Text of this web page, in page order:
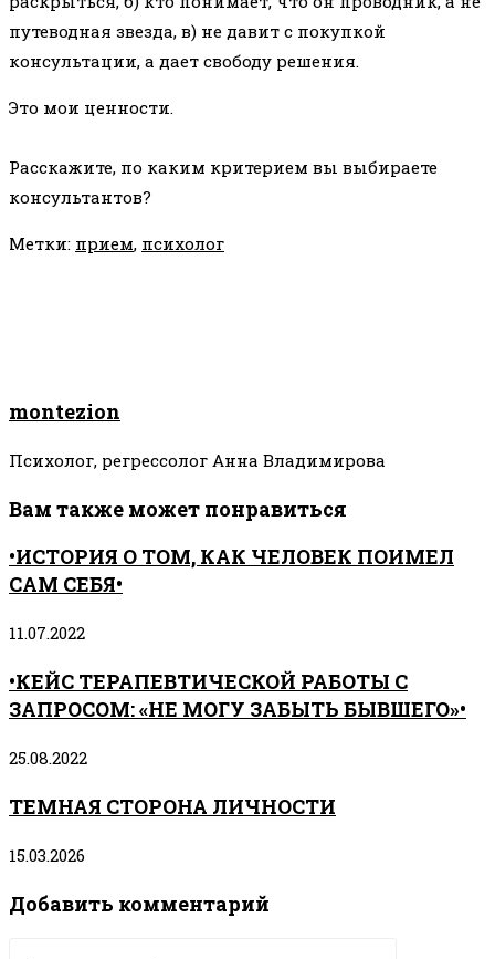
путеводная звезда, в) не давит с покупкой
консультации, а дает свободу решения.
Это мои ценности.
Расскажите, по каким критерием вы выбираете
консультантов?
Метки: прием, психолог
montezion
Психолог, регрессолог Анна Владимирова
Вам также может понравиться
•ИСТОРИЯ О ТОМ, КАК ЧЕЛОВЕК ПОИМЕЛ
САМ СЕБЯ•
11.07.2022
•КЕЙС ТЕРАПЕВТИЧЕСКОЙ РАБОТЫ С
ЗАПРОСОМ: «НЕ МОГУ ЗАБЫТЬ БЫВШЕГО»•
25.08.2022
ТЕМНАЯ СТОРОНА ЛИЧНОСТИ
15.03.2026
Добавить комментарий